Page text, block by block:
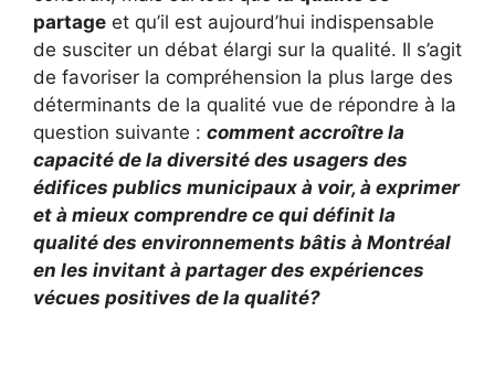
partage et qu’il est aujourd’hui indispensable
de susciter un débat élargi sur la qualité. Il s’agit
de favoriser la compréhension la plus large des
déterminants de la qualité vue de répondre à la
question suivante : comment accroître la
capacité de la diversité des usagers des
édifices publics municipaux à voir, à exprimer
et à mieux comprendre ce qui définit la
qualité des environnements bâtis à Montréal
en les invitant à partager des expériences
vécues positives de la qualité?